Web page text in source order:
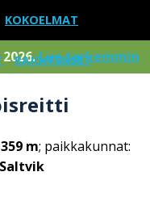
KOKOELMAT
RAJOITUKSET
Lue tarkemmin
359 m; paikkakunnat: